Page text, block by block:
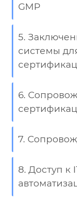
GMP
5.
системы
6.
7.
8. Доступ к